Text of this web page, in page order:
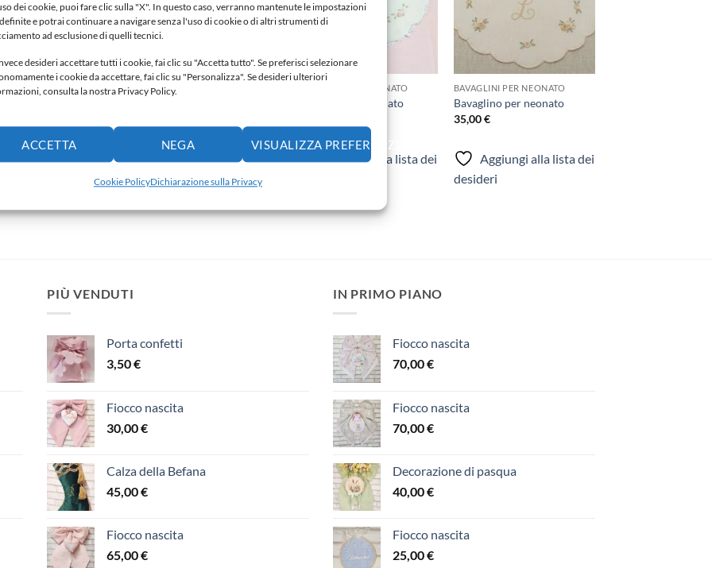
dei cookie, puoi fare clic sulla "X". In questo caso, verranno mantenute le impostazioni
e potrai continuare a navigare senza l'uso di cookie o di altri strumenti di
ad esclusione di quelli tecnici.
desideri accettare tutti i cookie, fai clic su "Accetta tutto". Se preferisci selezionare
i cookie da accettare, fai clic su "Personalizza". Se desideri ulteriori
consulta la nostra Privacy Policy.
ACCETTA NEGA VISUALIZZA PREFERENZE
Cookie PolicyDichiarazione sulla Privacy
PER NEONATO
Aggiungi alla lista dei
BAVAGLINI PER NEONATO
Aggiungi alla lista dei
desideri
BAVAGLINI PER NEONATO
Bavaglini per neonato
Aggiungi alla lista dei
BAVAGLINI PER NEONATO
Bavaglino per neonato
35,00€
Aggiungi alla lista dei
desideri
PIÙ VENDUTI
Porta confetti
3,50€
Fiocco nascita
30,00€
Calza della Befana
45,00€
Fiocco nascita
65,00€
IN PRIMO PIANO
Fiocco nascita
70,00€
Fiocco nascita
70,00€
Decorazione di pasqua
40,00€
Fiocco nascita
25,00€